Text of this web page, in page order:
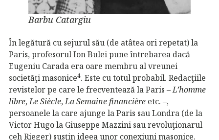
Barbu Catargiu
În legătură cu sejurul său (de atâtea ori repetat) la
Paris, profesorul Ion Bulei pune întrebarea dacă
Eugeniu Carada era oare membru al vreunei
societăţi masonice4. Este cu totul probabil. Redacţiile
revistelor pe care le frecventează la Paris – L’homme
libre, Le Siècle, La Semaine financière etc. –,
persoanele la care ajunge la Paris sau Londra (de la
Victor Hugo la Giuseppe Mazzini sau revoluţionarul
ceh Rieger) susţin ideea unor conexiuni masonice.